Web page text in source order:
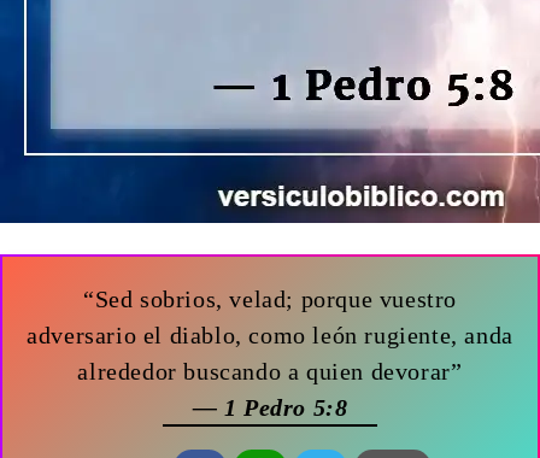
“Sed sobrios, velad; porque vuestro
adversario el diablo, como león rugiente, anda
alrededor buscando a quien devorar”
— 1 Pedro 5:8